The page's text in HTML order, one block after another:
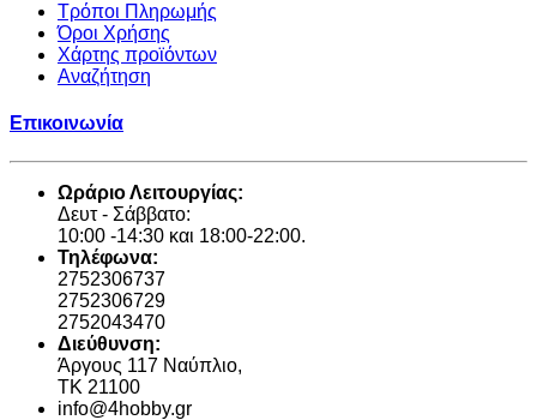
Τρόποι Πληρωμής
Όροι Χρήσης
Χάρτης προϊόντων
Αναζήτηση
Επικοινωνία
Ωράριο Λειτουργίας:
Δευτ - Σάββατο:
10:00 -14:30 και 18:00-22:00.
Τηλέφωνα:
2752306737
2752306729
2752043470
Διεύθυνση:
Άργους 117 Ναύπλιο,
TK 21100
info@4hobby.gr